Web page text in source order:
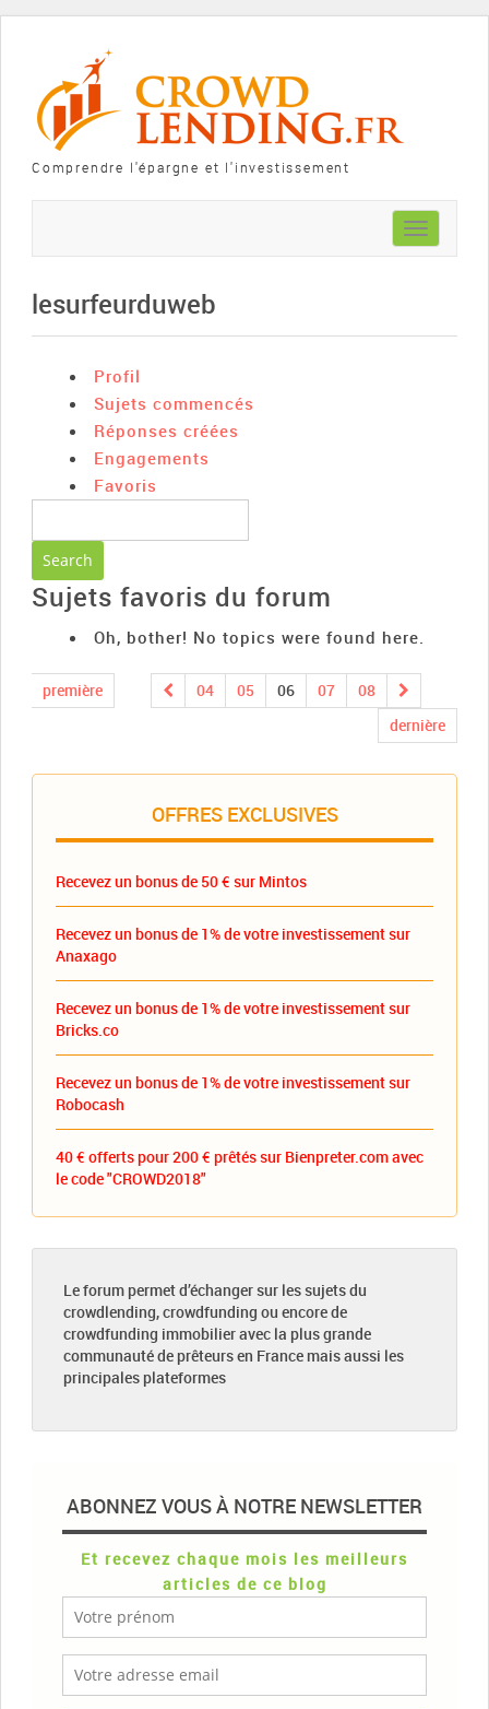
Comprendre l'épargne et l'investissement
Toggle
navigation
lesurfeurduweb
Profil
Sujets commencés
Réponses créées
Engagements
Favoris
Sujets favoris du forum
Oh, bother! No topics were found here.
première 04 05 06 07
08
dernière
OFFRES EXCLUSIVES
Recevez un bonus de 50 € sur Mintos
Recevez un bonus de 1% de votre investissement sur
Anaxago
Recevez un bonus de 1% de votre investissement sur
Bricks.co
Recevez un bonus de 1% de votre investissement sur
Robocash
40 € offerts pour 200 € prêtés sur Bienpreter.com avec
le code "CROWD2018"
Le forum permet d’échanger sur les sujets du
crowdlending, crowdfunding ou encore de
crowdfunding immobilier avec la plus grande
communauté de prêteurs en France mais aussi les
principales plateformes
ABONNEZ VOUS À NOTRE NEWSLETTER
Et recevez chaque mois les meilleurs
articles de ce blog